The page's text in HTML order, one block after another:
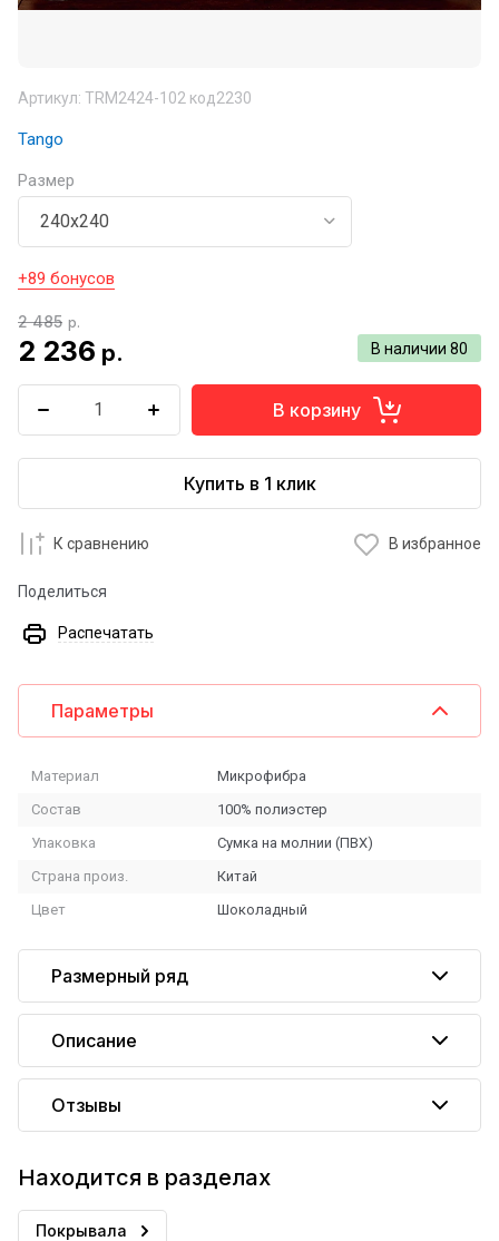
Артикул: TRM2424-102 код2230
Tango
Размер
+89 бонусов
В наличии 80
2 485 р.
2 236 р.
В корзину
Купить в 1 клик
К сравнению В избранное
Поделиться
Распечатать
Параметры
Материал
Микрофибра
Состав
100% полиэстер
Упаковка
Сумка на молнии (ПВХ)
Страна произ.
Китай
Цвет
Шоколадный
Размерный ряд
Описание
Отзывы
Находится в разделах
Покрывала